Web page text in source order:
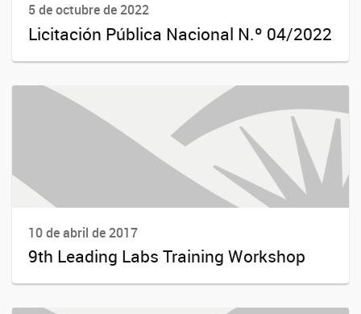
5 de octubre de 2022
Licitación Pública Nacional N.º 04/2022
10 de abril de 2017
9th Leading Labs Training Workshop